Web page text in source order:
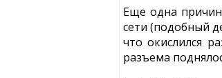
Еще одна
сети (подобный
что окислился
разъема